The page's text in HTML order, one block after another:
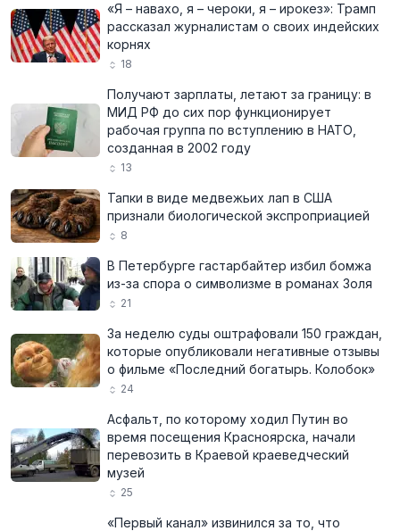
«Я – навахо, я – чероки, я – ирокез»: Трамп
рассказал журналистам о своих индейских
корнях
18
Получают зарплаты, летают за границу: в
МИД РФ до сих пор функционирует
рабочая группа по вступлению в НАТО,
созданная в 2002 году
13
Тапки в виде медвежьих лап в США
признали биологической экспроприацией
8
В Петербурге гастарбайтер избил бомжа
из-за спора о символизме в романах Золя
21
За неделю суды оштрафовали 150 граждан,
которые опубликовали негативные отзывы
о фильме «Последний богатырь. Колобок»
24
Асфальт, по которому ходил Путин во
время посещения Красноярска, начали
перевозить в Краевой краеведческий
музей
25
«Первый канал» извинился за то, что